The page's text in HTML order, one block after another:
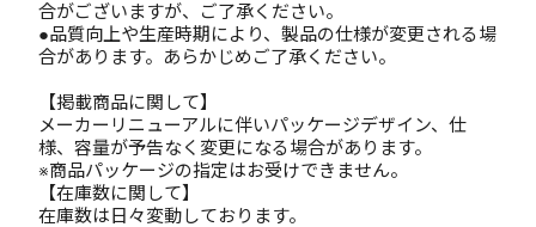
合がございますが、ご了承ください。
●品質向上や生産時期により、製品の仕様が変更される場
合があります。あらかじめご了承ください。
【掲載商品に関して】
メーカーリニューアルに伴いパッケージデザイン、仕
様、容量が予告なく変更になる場合があります。
※商品パッケージの指定はお受けできません。
【在庫数に関して】
在庫数は日々変動しております。